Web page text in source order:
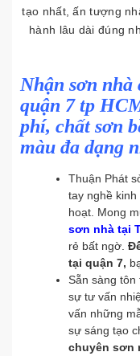
tạo nhất, ấn tượng
hành lâu dài đúng
Nhận sơn
quận 7 tp
phí, chất sơn
màu đa dạng
Thuận Phát
tay nghề
hoạt. Mong
sơn nhà tại
rẻ bất ngờ.
tại quận 7,
Sẵn sàng tôn
sự tư vấn
vấn những
sự sáng tạo
chuyên sơn